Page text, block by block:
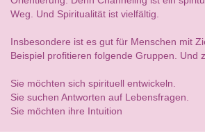
Weg. Und Spiritualität ist vielfältig.
Insbesondere ist es gut für Menschen mit
Beispiel profitieren folgende Gruppen. Und
Sie möchten sich spirituell entwickeln.
Sie suchen Antworten auf Lebensfragen.
Sie möchten ihre Intuition